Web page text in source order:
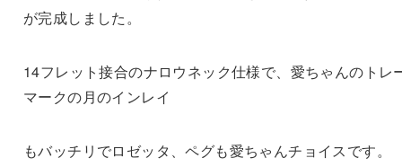
が完成しました。
14フレット接合のナロウネック仕様で、愛ちゃんのトレ
マークの月のインレイ
もバッチリでロゼッタ、ペグも愛ちゃんチョイスです。